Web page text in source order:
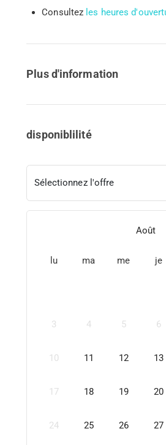
Consultez les heures
Plus d'information
disponiblilité
Sélectionnez l'offre
Août
lu ma me je
3 4 5 6
10 11 12 13
17 18 19 20
24 25 26 27